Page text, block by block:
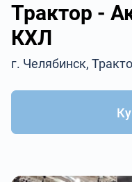
Трактор -
КХЛ
г. Челябинск,